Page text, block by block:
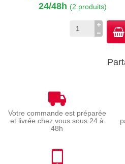
24/48h (2 produits)
Votre commande est préparée
et livrée chez vous sous 24 à
48h